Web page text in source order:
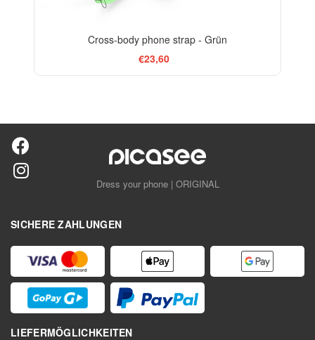
Cross-body phone strap - Grün
€23,60
Dress your phone | ORIGINAL
SICHERE ZAHLUNGEN
LIEFERMÖGLICHKEITEN